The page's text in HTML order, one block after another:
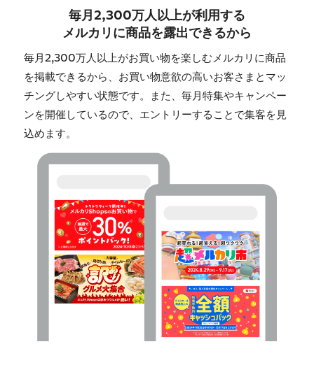
毎月2,300万人以上が利用する
メルカリに商品を露出できるから
毎月2,300万人以上がお買い物を楽しむメルカリに商品
を掲載できるから、お買い物意欲の高いお客さまとマッ
チングしやすい状態です。また、毎月特集やキャンペー
ンを開催しているので、エントリーすることで集客を見
込めます。